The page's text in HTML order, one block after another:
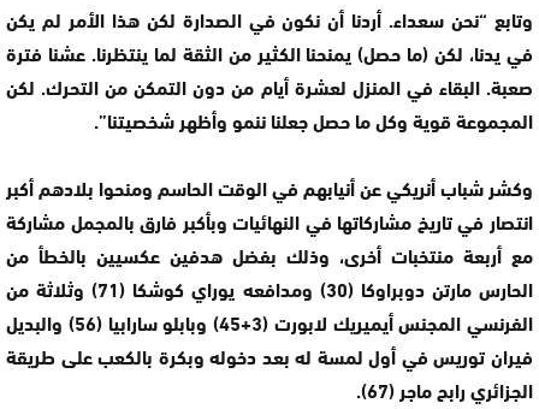
وتابع “نحن سعداء. أردنا أن نكون في الصدارة لكن هذا الأمر لم يكن
في يدنا، لكن (ما حصل) يمنحنا الكثير من الثقة لما ينتظرنا. عشنا فترة
صعبة. البقاء في المنزل لعشرة أيام من دون التمكن من التحرك. لكن
المجموعة قوية وكل ما حصل جعلنا ننمو وأظهر شخصيتنا”.
وكشر شباب أنريكي عن أنيابهم في الوقت الحاسم ومنحوا بلادهم أكبر
انتصار في تاريخ مشاركاتها في النهائيات وبأكبر فارق بالمجمل مشاركة
مع أربعة منتخبات أخرى، وذلك بفضل هدفين عكسيين بالخطأ من
الحارس مارتن دوبراوكا (30) ومدافعه يوراي كوشكا (71) وثلاثة من
الفرنسي المجنس أيميريك لابورت (3+45) وبابلو سارابيا (56) والبديل
فيران توريس في أول لمسة له بعد دخوله وبكرة بالكعب على طريقة
الجزائري رابح ماجر (67).